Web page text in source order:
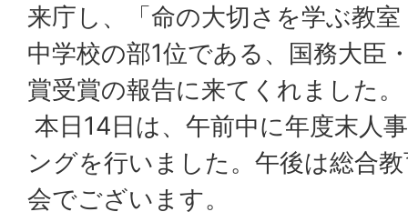
来庁し、「命の大切さを学ぶ教
中学校の部1位である、国務大臣
賞受賞の報告に来てくれました。
本日14日は、午前中に年度末人
ングを行いました。午後は総合
会でございます。